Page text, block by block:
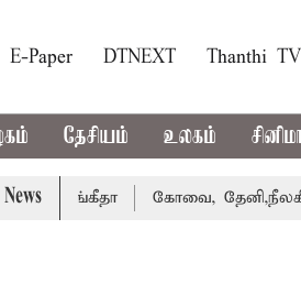
E-Paper DTNEXT Thanthi TV
தேசியம் உலகம்
கோவை, தேனி,நீலகிரி